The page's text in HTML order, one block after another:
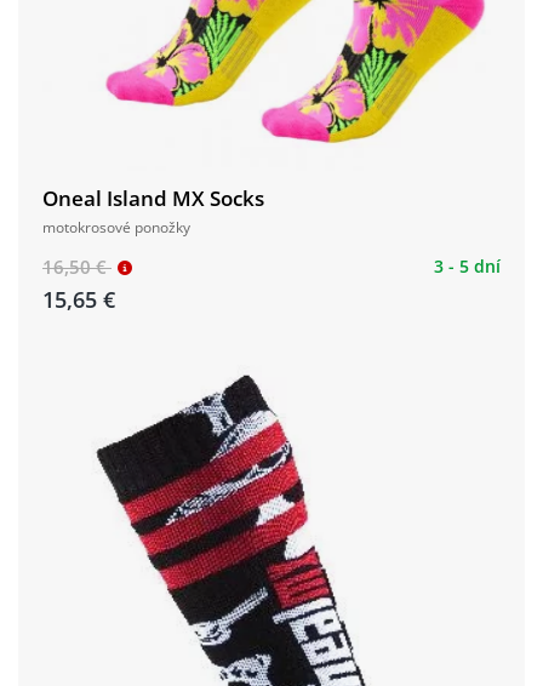
Oneal Island MX Socks
motokrosové ponožky
16,50 €
15,65 €
3 - 5 dní